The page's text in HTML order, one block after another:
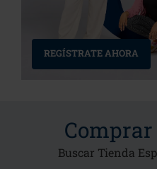
REGÍSTRATE AHORA
Buscar Tienda